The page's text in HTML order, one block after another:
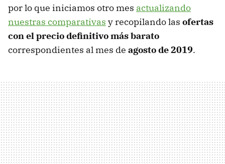
por lo que iniciamos otro mes actualizando
nuestras comparativas y recopilando las ofertas
con el precio definitivo más barato
correspondientes al mes de agosto de 2019.